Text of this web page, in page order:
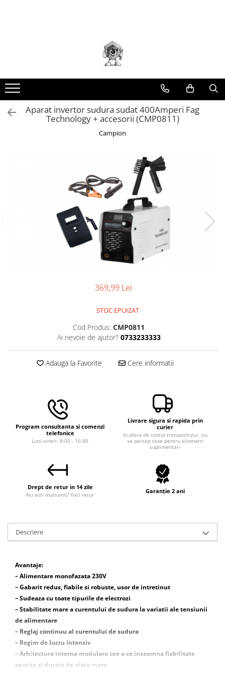
taiere/slefuire/polizare/curatare
Amestecatoare
Aparat frezat / taiat
Aparat gaurit si insurubat
Aparat spalat cu presiune
Aparate de ascutit
Aparate de masurat
Aparate de rindeluit
Baterii incarcatoare
Betoniera
Cantar electronic
Compresoare
Generatoare de ozon
Invertor / convertor curent
Motoare electrice
Nivela Laser
Polizoare
De banc
Unghiulare/drepte
Pompe
PPR lipire taiere
Prelungitoare curent
Redresoare/robot pornire/starter
auto
Stabilizatoare curent AVR
Strung lemn electric
Aparat invertor sudura sudat 400Amperi Fag
Technology + accesorii (CMP0811)
Campion
369,99 Lei
STOC EPUIZAT
Cod Produs: CMP0811
Ai nevoie de ajutor? 0733233333
Adauga la Favorite Cere informatii
Program consultanta si comenzi
telefonice
Luni-vineri: 8:00 - 16:00
Livrare sigura si rapida prin
curier
In afara de costul transportului, nu
se percep taxe pentru kilometri
suplimentari
Drept de retur in 14 zile
Nu esti multumit? Faci retur
Garanție 2 ani
Descriere
Avantaje:
– Alimentare monofazata 230V
– Gabarit redus, fiabile si robuste, usor de intretinut
– Sudeaza cu toate tipurile de electrozi
– Stabilitate mare a curentului de sudura la variatii ale tensiunii
de alimentare
– Reglaj continuu al curentului de sudura
– Regim de lucru intensiv
– Arhitectura interna modulara cee a ce inseamna fiabilitate
sporita si durata de viata mare